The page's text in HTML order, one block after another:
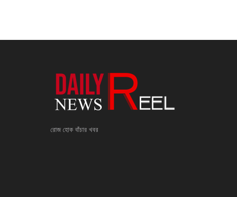
রোজ হোক বাঁচার খবর